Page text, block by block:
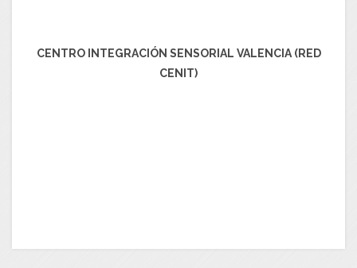
CENTRO INTEGRACIÓN SENSORIAL VALENCIA (RED
CENIT)